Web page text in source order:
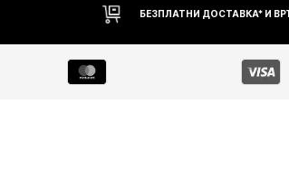
БЕЗПЛАТНИ ДОСТАВКА* И